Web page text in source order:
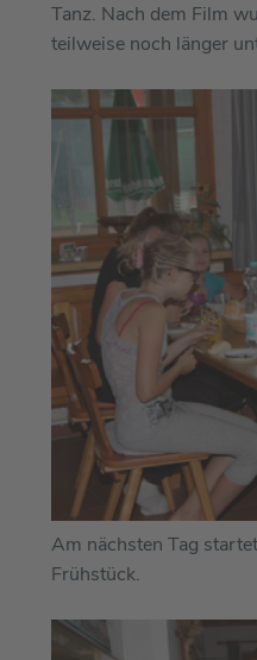
Tanz. Nach dem Film
teilweise noch länger
Am nächsten Tag
Frühstück.